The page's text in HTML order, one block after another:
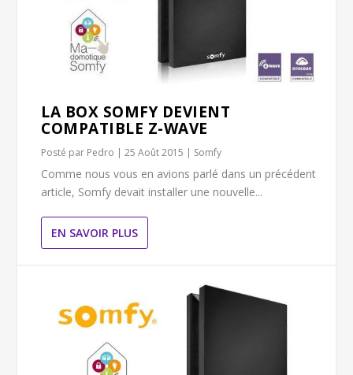
LA BOX SOMFY DEVIENT
COMPATIBLE Z-WAVE
Posté par Pedro |25 Août 2015 | Somfy
Comme nous vous en avions parlé dans un précédent
article, Somfy devait installer une nouvelle...
EN SAVOIR PLUS